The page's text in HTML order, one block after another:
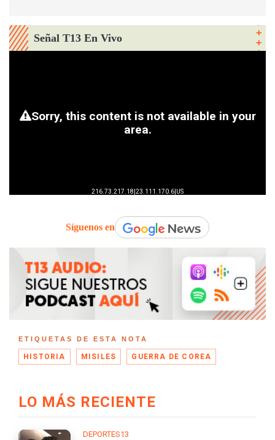
Señal T13 En Vivo
Síguenos en
ETIQUETAS DE ESTA NOTA
HISTORIA MISILES GUERRA DE COREA
LO MÁS RECIENTE
DEPORTES13